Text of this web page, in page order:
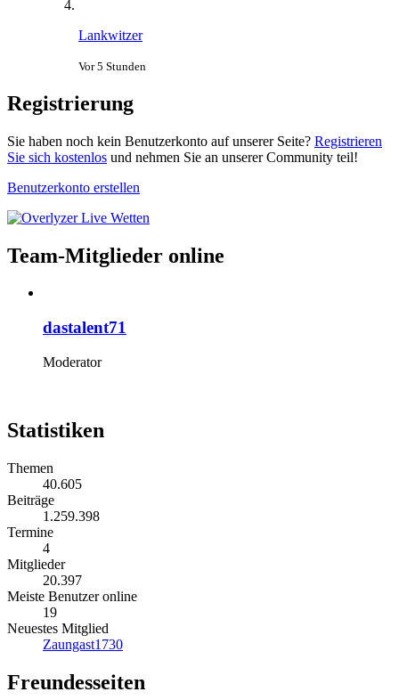
Lankwitzer
Vor 5 Stunden
Registrierung
Sie haben noch kein Benutzerkonto auf unserer Seite? Registrieren
Sie sich kostenlos und nehmen Sie an unserer Community teil!
Benutzerkonto erstellen
Team-Mitglieder online
dastalent71
Moderator
Statistiken
Themen
40.605
Beiträge
1.259.398
Termine
4
Mitglieder
20.397
Meiste Benutzer online
19
Neuestes Mitglied
Zaungast1730
Freundesseiten